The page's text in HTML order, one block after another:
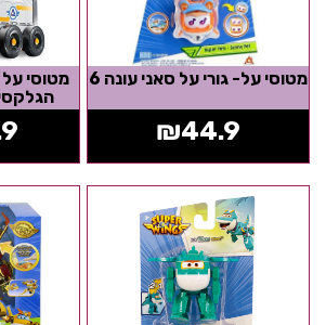
מטוסי על- גורי על סאני עונה 6
₪44.9